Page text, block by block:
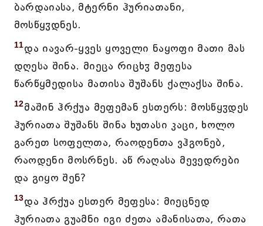
ბარდაიასა, მტერნი ჰურიათანი,
მოსწყჳდნეს.
11და იავარ-ყვეს ყოველი ნაყოფი მათი მას
დღესა შინა. მიეცა რიცხჳ მეფესა
წარწყმედისა მათისა შუშანს ქალაქსა შინა.
12მაშინ ჰრქუა მეფემან ესთერს: მოსწყჳდეს
ჰურიათა შუშანს შინა ხუთასი კაცი, ხოლო
გარეთ სოფელთა, რაოდენთა ვჰგონებ,
რაოდენი მოსრნეს. აწ რაღასა მევედრები
და გიყო შენ?
13და ჰრქუა ესთერ მეფესა: მიეცნედ
ჰურიათა გუამნი იგი ძეთა ამანისათა, რათა